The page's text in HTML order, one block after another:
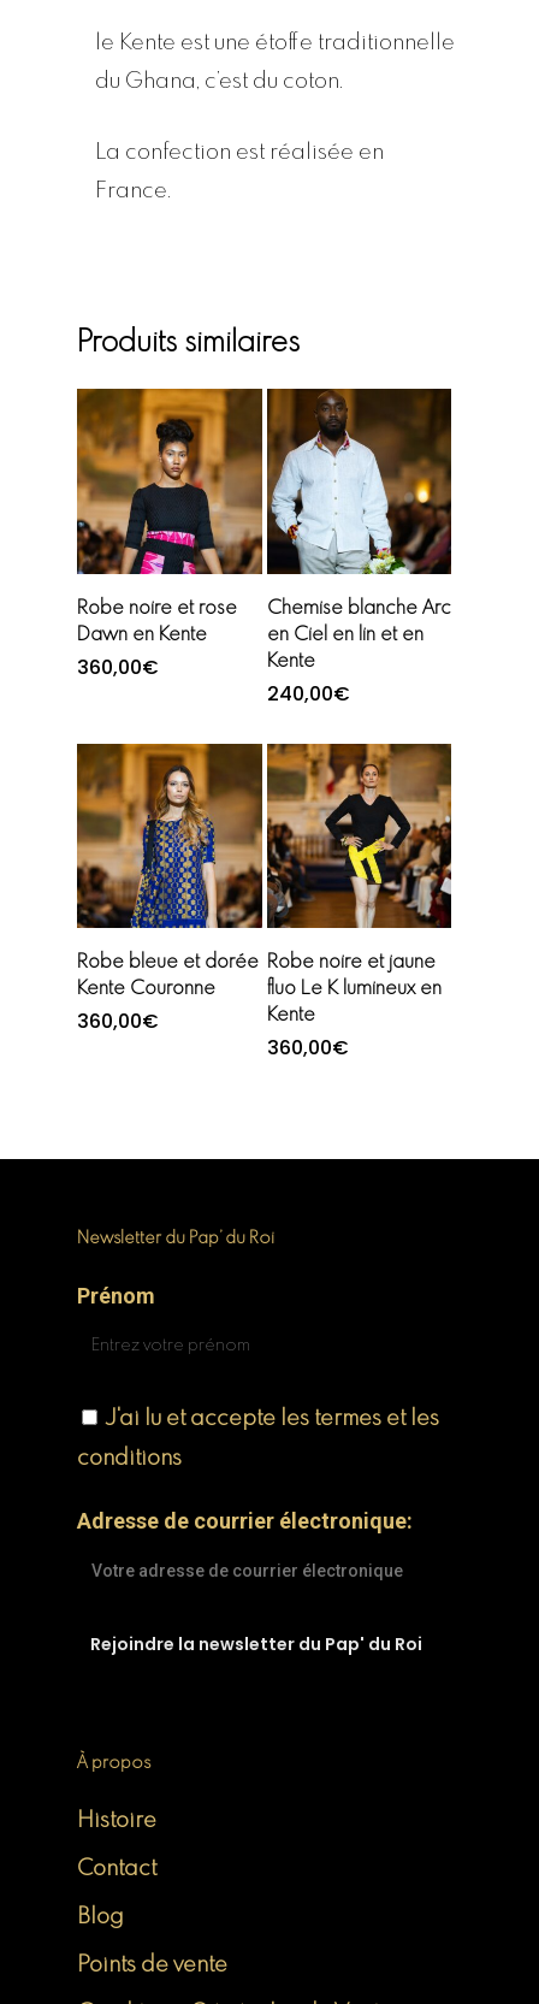
le Kente est une étoffe traditionnelle
du Ghana, c’est du coton.
La confection est réalisée en
France.
Produits similaires
Choix des options
Robe noire et rose
Dawn en Kente
360,00€
Choix des options
Chemise blanche Arc
en Ciel en lin et en
Kente
240,00€
Choix des options
Robe bleue et dorée
Kente Couronne
360,00€
Choix des options
Robe noire et jaune
fluo Le K lumineux en
Kente
360,00€
Newsletter du Pap’ du Roi
Prénom
J'ai lu et accepte les termes et les
conditions
Adresse de courrier électronique:
À propos
Histoire
Contact
Blog
Points de vente